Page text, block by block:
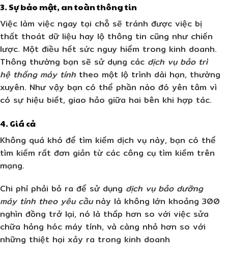
3. Sự bảo mật, an toàn thông tin
Việc làm việc ngay tại chỗ sẽ tránh được việc bị
thất thoát dữ liệu hay lộ thông tin cũng như chiến
lược. Một điều hết sức nguy hiểm trong kinh doanh.
Thông thường bạn sẽ sử dụng các dịch vụ bảo trì
hệ thống máy tính theo một lộ trình dài hạn, thường
xuyên. Như vậy bạn có thể phần nào đó yên tâm vì
có sự hiệu biết, giao hảo giữa hai bên khi hợp tác.
4. Giá cả
Không quá khó để tìm kiếm dịch vụ này, bạn có thể
tìm kiếm rất đơn giản từ các công cụ tìm kiếm trên
mạng.
Chi phí phải bỏ ra để sử dụng dịch vụ bảo dưỡng
máy tính theo yêu cầunày là không lớn khoảng 300
nghìn đồng trở lại, nó là thấp hơn so với việc sửa
chữa hỏng hóc máy tính, và càng nhỏ hơn so với
những thiệt hại xảy ra trong kinh doanh